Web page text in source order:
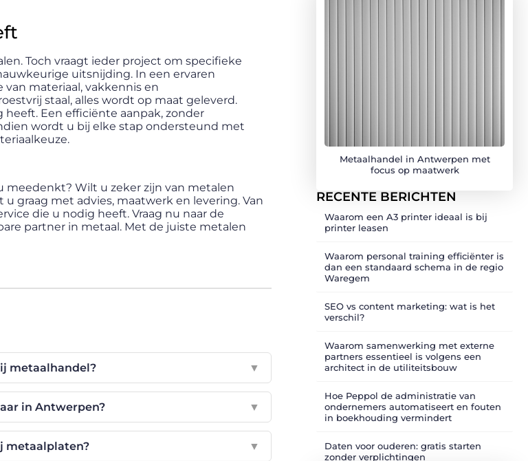
Toch vraagt ieder project om specifieke
uitsnijding. In een ervaren
materiaal, vakkennis en
staal, alles wordt op maat geleverd.
Een efficiënte aanpak, zonder
wordt u bij elke stap ondersteund met
meedenkt? Wilt u zeker zijn van metalen
graag met advies, maatwerk en levering. Van
die u nodig heeft. Vraag nu naar de
partner in metaal. Met de juiste metalen
metaalhandel? ▼
in Antwerpen? ▼
metaalplaten? ▼
Metaalhandel in Antwerpen met
focus op maatwerk
RECENTE BERICHTEN
Waarom een A3 printer ideaal is bij
printer leasen
Waarom personal training efficiënter is
dan een standaard schema in de regio
Waregem
SEO vs content marketing: wat is het
verschil?
Waarom samenwerking met externe
partners essentieel is volgens een
architect in de utiliteitsbouw
Hoe Peppol de administratie van
ondernemers automatiseert en fouten
in boekhouding vermindert
Daten voor ouderen: gratis starten
zonder verplichtingen